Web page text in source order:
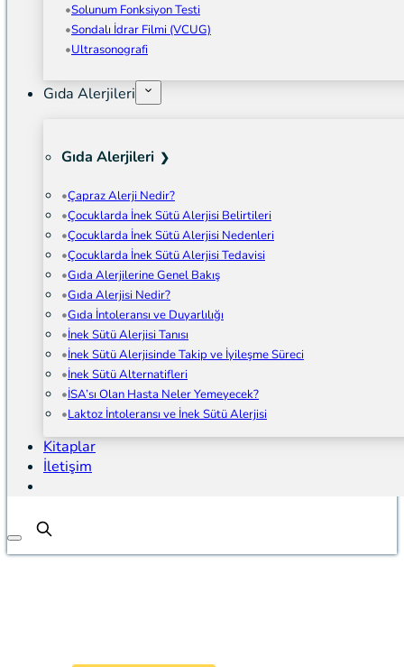
Solunum Fonksiyon Testi
Sondalı İdrar Filmi (VCUG)
Ultrasonografi
Gıda Alerjileri
Gıda Alerjileri
Çapraz Alerji Nedir?
Çocuklarda İnek Sütü Alerjisi Belirtileri
Çocuklarda İnek Sütü Alerjisi Nedenleri
Çocuklarda İnek Sütü Alerjisi Tedavisi
Gıda Alerjilerine Genel Bakış
Gıda Alerjisi Nedir?
Gıda İntoleransı ve Duyarlılığı
İnek Sütü Alerjisi Tanısı
İnek Sütü Alerjisinde Takip ve İyileşme Süreci
İnek Sütü Alternatifleri
İSA’sı Olan Hasta Neler Yemeyecek?
Laktoz İntoleransı ve İnek Sütü Alerjisi
Kitaplar
İletişim